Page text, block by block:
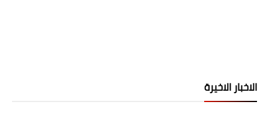
الاخبار الاخيرة